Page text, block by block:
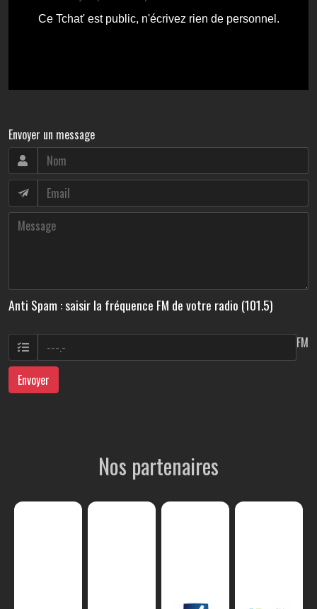
Envoyer un message
Anti Spam : saisir la fréquence FM de votre radio (101.5)
FM
Envoyer
Nos partenaires